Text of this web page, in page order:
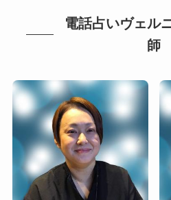
電話占いヴェル
師